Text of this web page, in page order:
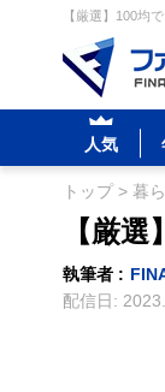
【厳選】100均
人気
トップ> 暮ら
【厳
執筆者 :
配信日: